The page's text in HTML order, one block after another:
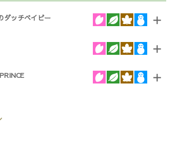
ダッチベイビー ＋
＋
＋